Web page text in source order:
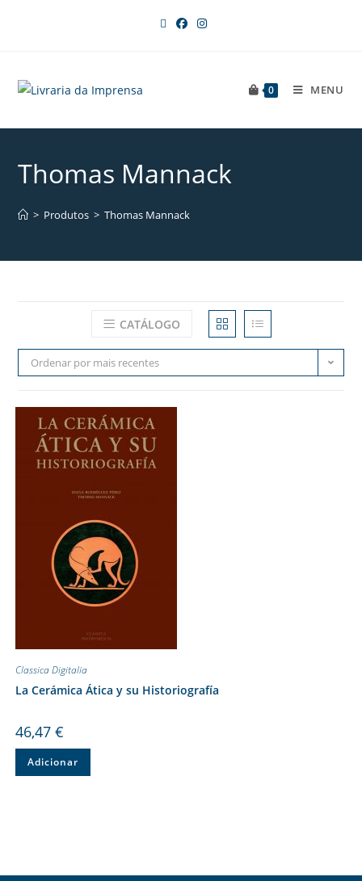
0 MENU
Thomas Mannack
> Produtos > Thomas Mannack
CATÁLOGO
Ordenar por mais recentes
Classica Digitalia
La Cerámica Ática y su Historiografía
46,47 €
Adicionar